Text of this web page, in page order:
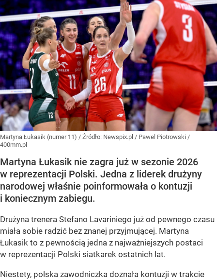
Martyna Łukasik (numer 11) / Źródło: Newspix.pl / Pawel Piotrowski /
400mm.pl
Martyna Łukasik nie zagra już w sezonie 2026
w reprezentacji Polski. Jedna z liderek drużyny
narodowej właśnie poinformowała o kontuzji
i koniecznym zabiegu.
Drużyna trenera Stefano Lavariniego już od pewnego czasu
miała sobie radzić bez znanej przyjmującej. Martyna
Łukasik to z pewnością jedna z najważniejszych postaci
w reprezentacji Polski siatkarek ostatnich lat.
Niestety, polska zawodniczka doznała kontuzji w trakcie